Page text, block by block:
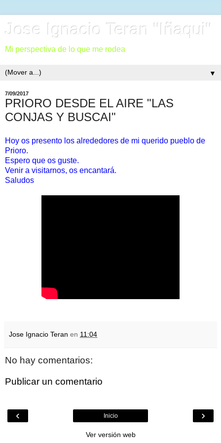
Jose Ignacio Teran "Iñaqui"
Mi perspectiva de lo que me rodea
▼
7/09/2017
PRIORO DESDE EL AIRE "LAS
CONJAS Y BUSCAI"
Hoy os presento los alrededores de mi querido pueblo de
Prioro.
Espero que os guste.
Venir a visitarnos, os encantará.
Saludos
Jose Ignacio Teran en 11:04
No hay comentarios:
Publicar un comentario
‹ ›
Inicio
Ver versión web